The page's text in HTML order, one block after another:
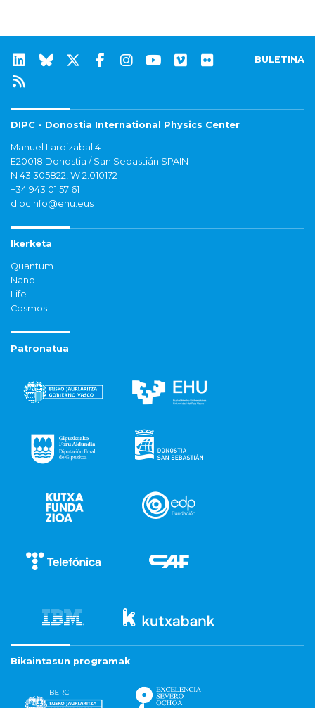
BULETINA
DIPC - Donostia International Physics Center
Manuel Lardizabal 4
E20018 Donostia / San Sebastián SPAIN
N 43.305822, W 2.010172
+34 943 01 57 61
dipcinfo@ehu.eus
Ikerketa
Quantum
Nano
Life
Cosmos
Patronatua
Bikaintasun programak